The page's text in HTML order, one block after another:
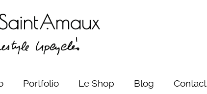
Portfolio Le Shop Blog Contact